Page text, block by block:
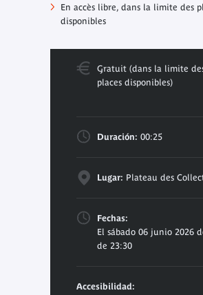
En accès libre, dans la limite des
disponibles
Gratuit (dans la limite
places disponibles)
Duración: 00:25
Lugar: Plateau des
Fechas:
El sábado 06 junio 2026
de 23:30
Accesibilidad: